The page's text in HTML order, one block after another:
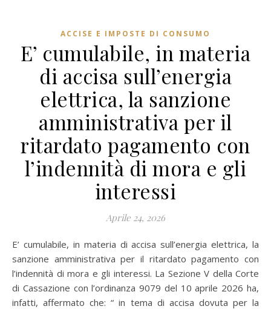
ACCISE E IMPOSTE DI CONSUMO
E’ cumulabile, in materia
di accisa sull’energia
elettrica, la sanzione
amministrativa per il
ritardato pagamento con
l’indennità di mora e gli
interessi
Aprile 24, 2026
E’ cumulabile, in materia di accisa sull’energia elettrica, la
sanzione amministrativa per il ritardato pagamento con
l’indennità di mora e gli interessi. La Sezione V della Corte
di Cassazione con l’ordinanza 9079 del 10 aprile 2026 ha,
infatti, affermato che: “ in tema di accisa dovuta per la